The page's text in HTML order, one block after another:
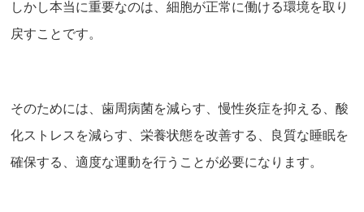
しかし本当に重要なのは、細胞が正常に働ける環境を取り
戻すことです。
そのためには、歯周病菌を減らす、慢性炎症を抑える、酸
化ストレスを減らす、栄養状態を改善する、良質な睡眠を
確保する、適度な運動を行うことが必要になります。